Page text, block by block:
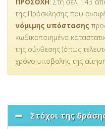
της Πρόσκλησης που
νόμιμης υπόστασης
κωδικοποιημένο
της σύνθεσης (όπως
χρόνο υποβολής της
Στόχοι της